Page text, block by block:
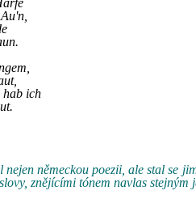
hab ich
nejen německou poezii, ale stal se
znějícími tónem navlas stejným